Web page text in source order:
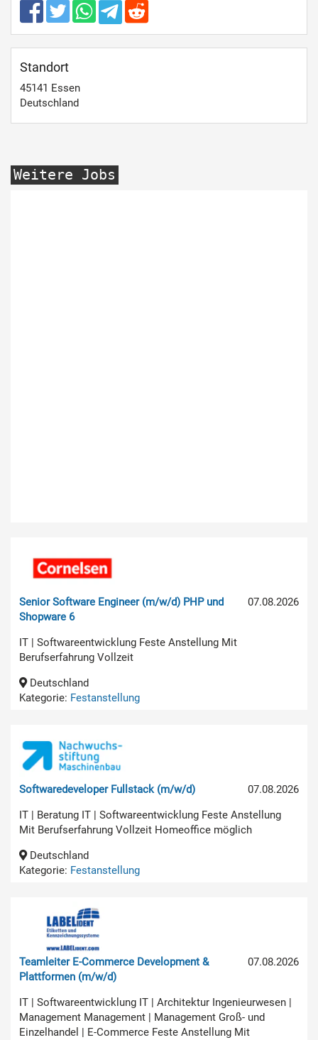
Standort
45141 Essen
Deutschland
Weitere Jobs
07.08.2026
Senior Software Engineer (m/w/d) PHP und
Shopware 6
IT | Softwareentwicklung Feste Anstellung Mit
Berufserfahrung Vollzeit
Deutschland
Kategorie: Festanstellung
07.08.2026
Softwaredeveloper Fullstack (m/w/d)
IT | Beratung IT | Softwareentwicklung Feste Anstellung
Mit Berufserfahrung Vollzeit Homeoffice möglich
Deutschland
Kategorie: Festanstellung
07.08.2026
Teamleiter E-Commerce Development &
Plattformen (m/w/d)
IT | Softwareentwicklung IT | Architektur Ingenieurwesen |
Management Management | Management Groß- und
Einzelhandel | E-Commerce Feste Anstellung Mit